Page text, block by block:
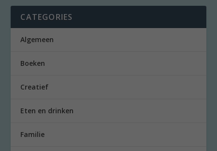
CATEGORIES
Algemeen
Boeken
Creatief
Eten en drinken
Familie